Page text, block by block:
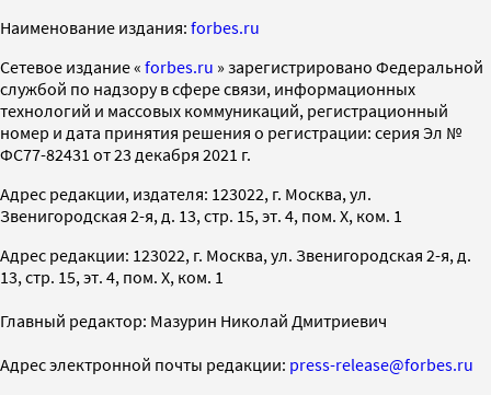
Наименование издания: forbes.ru
Cетевое издание « forbes.ru » зарегистрировано Федеральной
службой по надзору в сфере связи, информационных
технологий и массовых коммуникаций, регистрационный
номер и дата принятия решения о регистрации: серия Эл №
ФС77-82431 от 23 декабря 2021 г.
Адрес редакции, издателя: 123022, г. Москва, ул.
Звенигородская 2-я, д. 13, стр. 15, эт. 4, пом. X, ком. 1
Адрес редакции: 123022, г. Москва, ул. Звенигородская 2-я, д.
13, стр. 15, эт. 4, пом. X, ком. 1
Главный редактор: Мазурин Николай Дмитриевич
Адрес электронной почты редакции: press-release@forbes.ru